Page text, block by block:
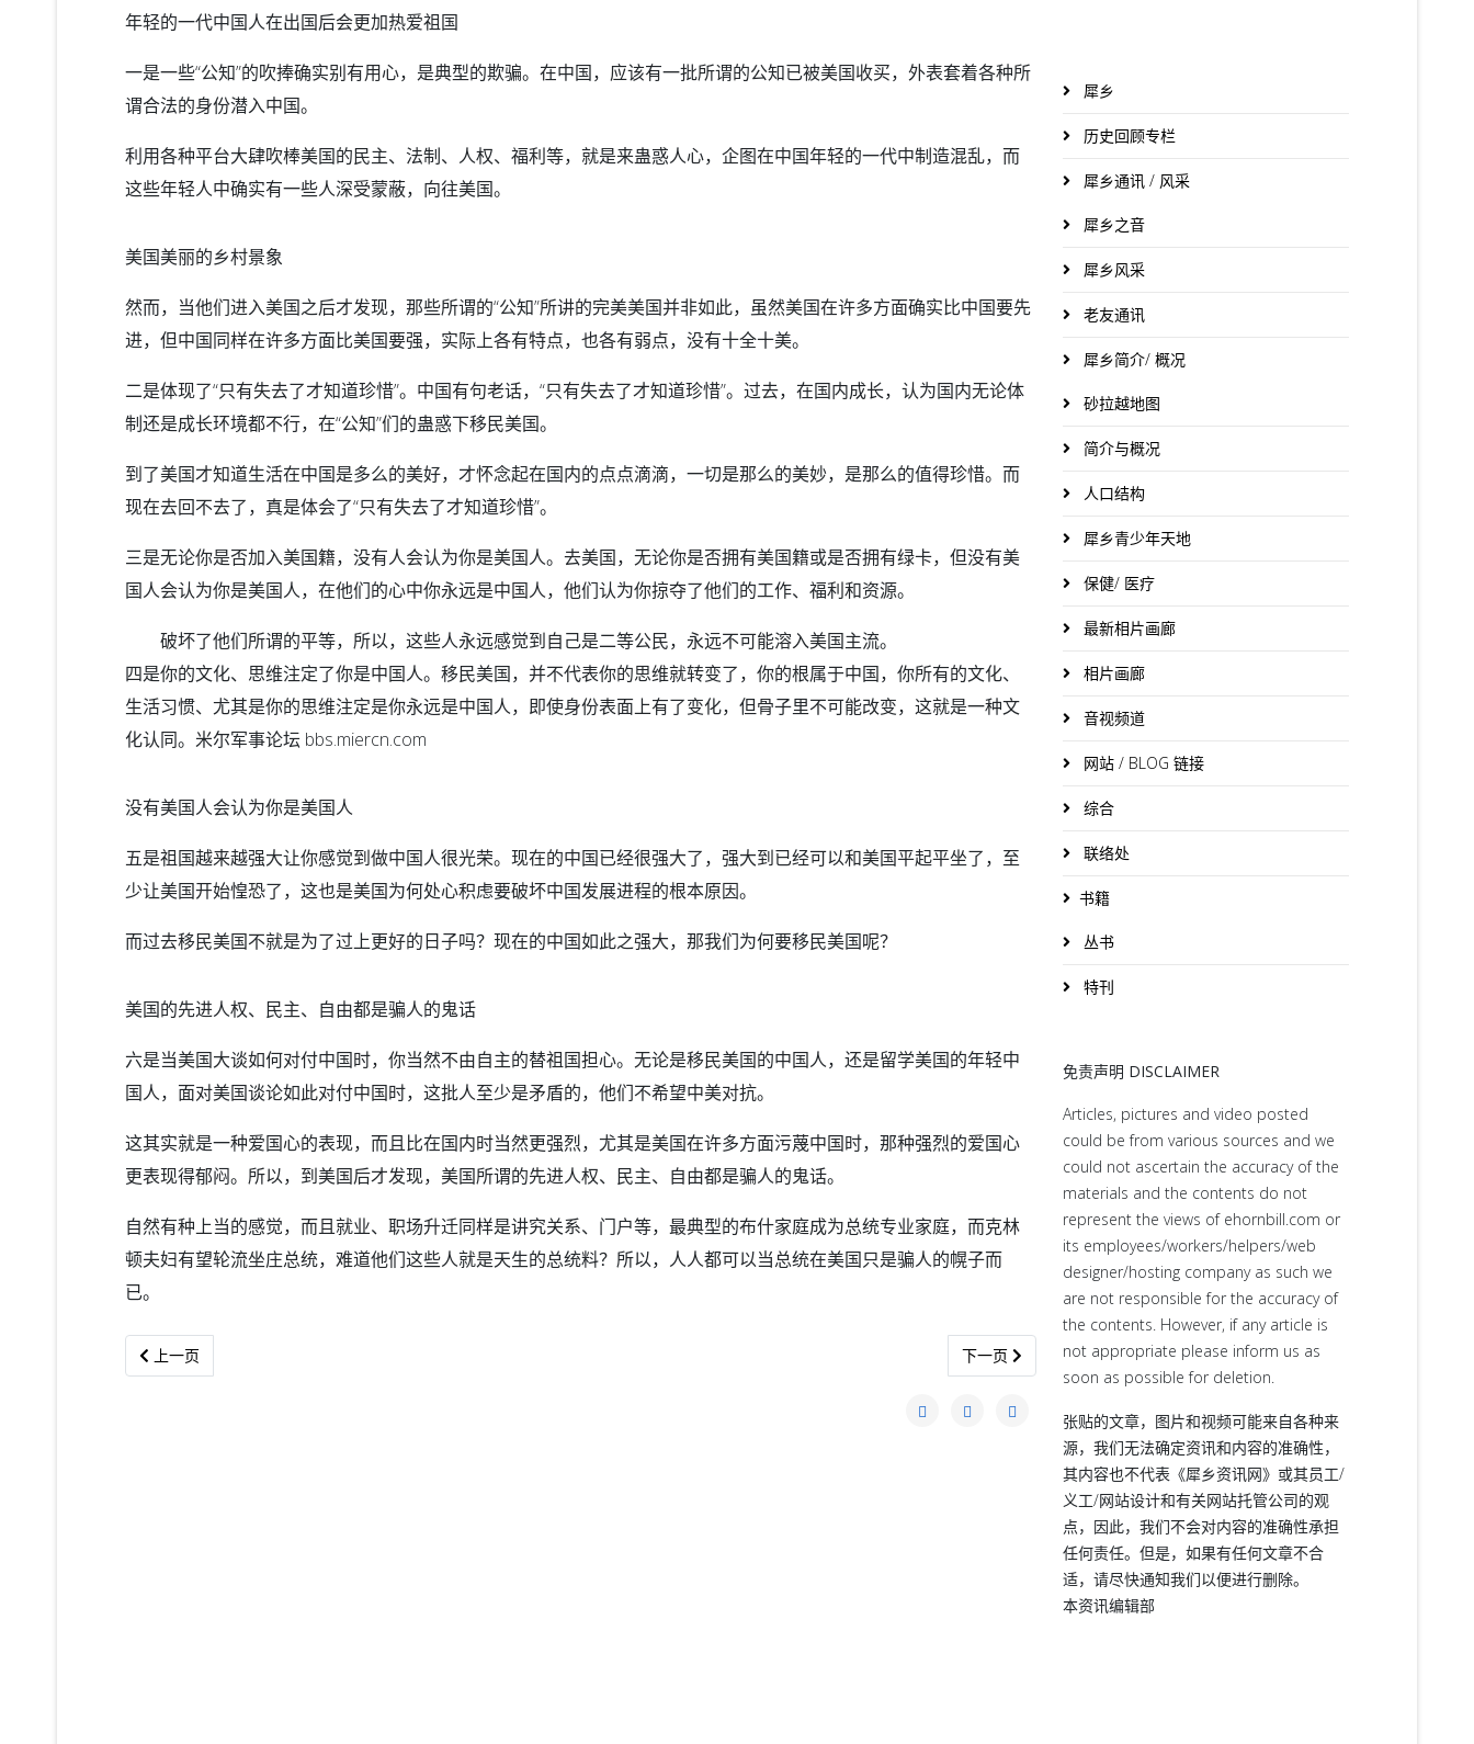
年轻的一代中国人在出国后会更加热爱祖国
一是一些“公知”的吹捧确实别有用心，是典型的欺骗。在中国，应该有一批所谓的公知已被美国收买，外表套着各种所
谓合法的身份潜入中国。
利用各种平台大肆吹棒美国的民主、法制、人权、福利等，就是来蛊惑人心，企图在中国年轻的一代中制造混乱，而
这些年轻人中确实有一些人深受蒙蔽，向往美国。
美国美丽的乡村景象
然而，当他们进入美国之后才发现，那些所谓的“公知”所讲的完美美国并非如此，虽然美国在许多方面确实比中国要先
进，但中国同样在许多方面比美国要强，实际上各有特点，也各有弱点，没有十全十美。
二是体现了“只有失去了才知道珍惜”。中国有句老话，“只有失去了才知道珍惜”。过去，在国内成长，认为国内无论体
制还是成长环境都不行，在“公知”们的蛊惑下移民美国。
到了美国才知道生活在中国是多么的美好，才怀念起在国内的点点滴滴，一切是那么的美妙，是那么的值得珍惜。而
现在去回不去了，真是体会了“只有失去了才知道珍惜”。
三是无论你是否加入美国籍，没有人会认为你是美国人。去美国，无论你是否拥有美国籍或是否拥有绿卡，但没有美
国人会认为你是美国人，在他们的心中你永远是中国人，他们认为你掠夺了他们的工作、福利和资源。
破坏了他们所谓的平等，所以，这些人永远感觉到自己是二等公民，永远不可能溶入美国主流。
四是你的文化、思维注定了你是中国人。移民美国，并不代表你的思维就转变了，你的根属于中国，你所有的文化、
生活习惯、尤其是你的思维注定是你永远是中国人，即使身份表面上有了变化，但骨子里不可能改变，这就是一种文
化认同。 米尔军事论坛 bbs.miercn.com
没有美国人会认为你是美国人
五是祖国越来越强大让你感觉到做中国人很光荣。现在的中国已经很强大了，强大到已经可以和美国平起平坐了，至
少让美国开始惶恐了，这也是美国为何处心积虑要破坏中国发展进程的根本原因。
而过去移民美国不就是为了过上更好的日子吗？现在的中国如此之强大，那我们为何要移民美国呢？
美国的先进人权、民主、自由都是骗人的鬼话
六是当美国大谈如何对付中国时，你当然不由自主的替祖国担心。无论是移民美国的中国人，还是留学美国的年轻中
国人，面对美国谈论如此对付中国时，这批人至少是矛盾的，他们不希望中美对抗。
这其实就是一种爱国心的表现，而且比在国内时当然更强烈，尤其是美国在许多方面污蔑中国时，那种强烈的爱国心
更表现得郁闷。所以，到美国后才发现，美国所谓的先进人权、民主、自由都是骗人的鬼话。
自然有种上当的感觉，而且就业、职场升迁同样是讲究关系、门户等，最典型的布什家庭成为总统专业家庭，而克林
顿夫妇有望轮流坐庄总统，难道他们这些人就是天生的总统料？所以，人人都可以当总统在美国只是骗人的幌子而
已。
上一篇文章: 诗：你们究竟要我们怎样生存？
上一页 下一篇文章: “马印对抗的内幕”讲座7月25日举办
下一页
犀乡
历史回顾专栏
犀乡通讯 / 风采
犀乡之音
犀乡风采
老友通讯
犀乡简介/ 概况
砂拉越地图
简介与概况
人口结构
犀乡青少年天地
保健/ 医疗
最新相片画廊
相片画廊
音视频道
网站 / BLOG 链接
综合
联络处
书籍
丛书
特刊
免责声明 DISCLAIMER
Articles, pictures and video posted
could be from various sources and we
could not ascertain the accuracy of the
materials and the contents do not
represent the views of ehornbill.com or
its employees/workers/helpers/web
designer/hosting company as such we
are not responsible for the accuracy of
the contents. However, if any article is
not appropriate please inform us as
soon as possible for deletion.
张贴的文章，图片和视频可能来自各种来
源，我们无法确定资讯和内容的准确性，
其内容也不代表《犀乡资讯网》或其员工/
义工/网站设计和有关网站托管公司的观
点，因此，我们不会对内容的准确性承担
任何责任。但是，如果有任何文章不合
适，请尽快通知我们以便进行删除。
本资讯编辑部